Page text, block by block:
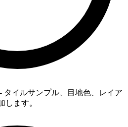
- タイルサンプル、目地色、レイア
します。